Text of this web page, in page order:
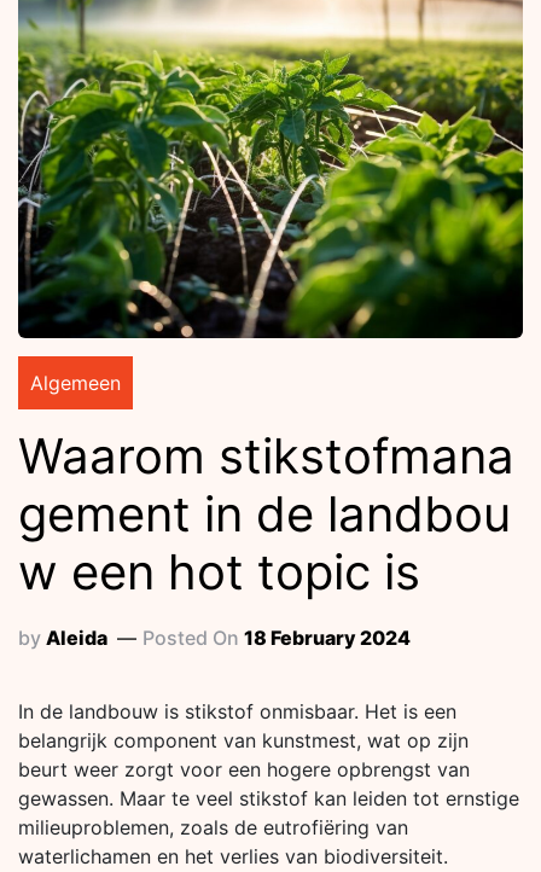
Algemeen
Waarom stikstofmana
gement in de landbou
w een hot topic is
by Aleida Posted On 18 February 2024
In de landbouw is stikstof onmisbaar. Het is een
belangrijk component van kunstmest, wat op zijn
beurt weer zorgt voor een hogere opbrengst van
gewassen. Maar te veel stikstof kan leiden tot ernstige
milieuproblemen, zoals de eutrofiëring van
waterlichamen en het verlies van biodiversiteit.